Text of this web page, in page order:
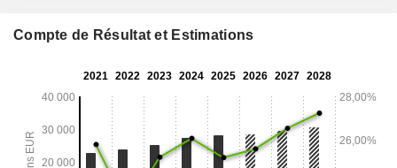
Compte de Résultat et Estimations